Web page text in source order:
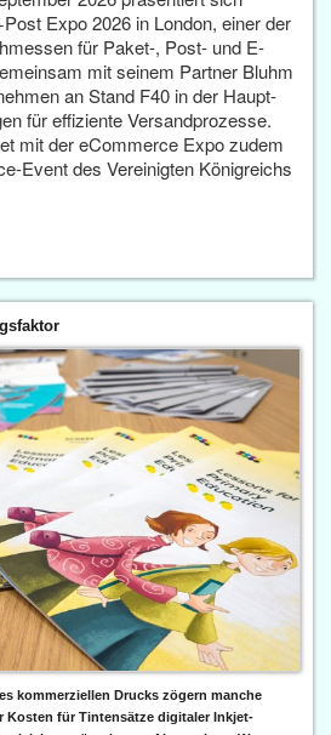
Expo 2026 in London, einer der
für Paket-, Post- und E-
mit seinem Partner Bluhm
an Stand F40 in der Haupt­
für effiziente Versandprozesse.
mit der eCommerce Expo zudem
Event des Vereinigten Königreichs
kommerziellen Drucks zögern manche
Kosten für Tintensätze digitaler Inkjet-